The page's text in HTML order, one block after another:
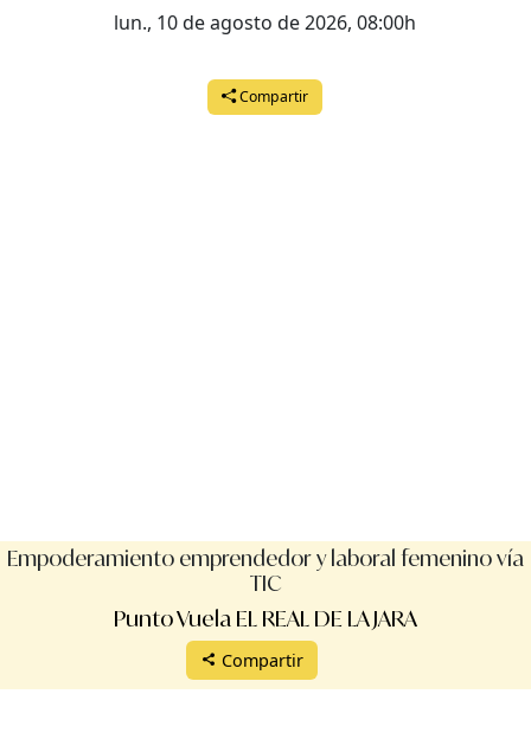
lun., 10 de agosto de 2026, 08:00h
Compartir
Empoderamiento emprendedor y laboral femenino vía
TIC
Punto Vuela EL REAL DE LA JARA
Compartir